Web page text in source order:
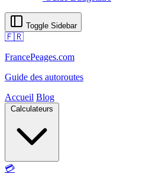
Toggle Sidebar
🇫🇷
FrancePeages.com
Guide des autoroutes
Accueil Blog
Calculateurs
💳